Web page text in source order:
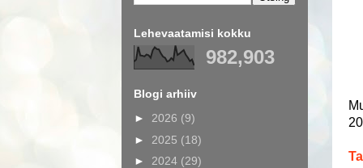
Lehevaatamisi kokku
982,903
Blogi arhiiv
► 2026 (9)
► 2025 (18)
► 2024 (29)